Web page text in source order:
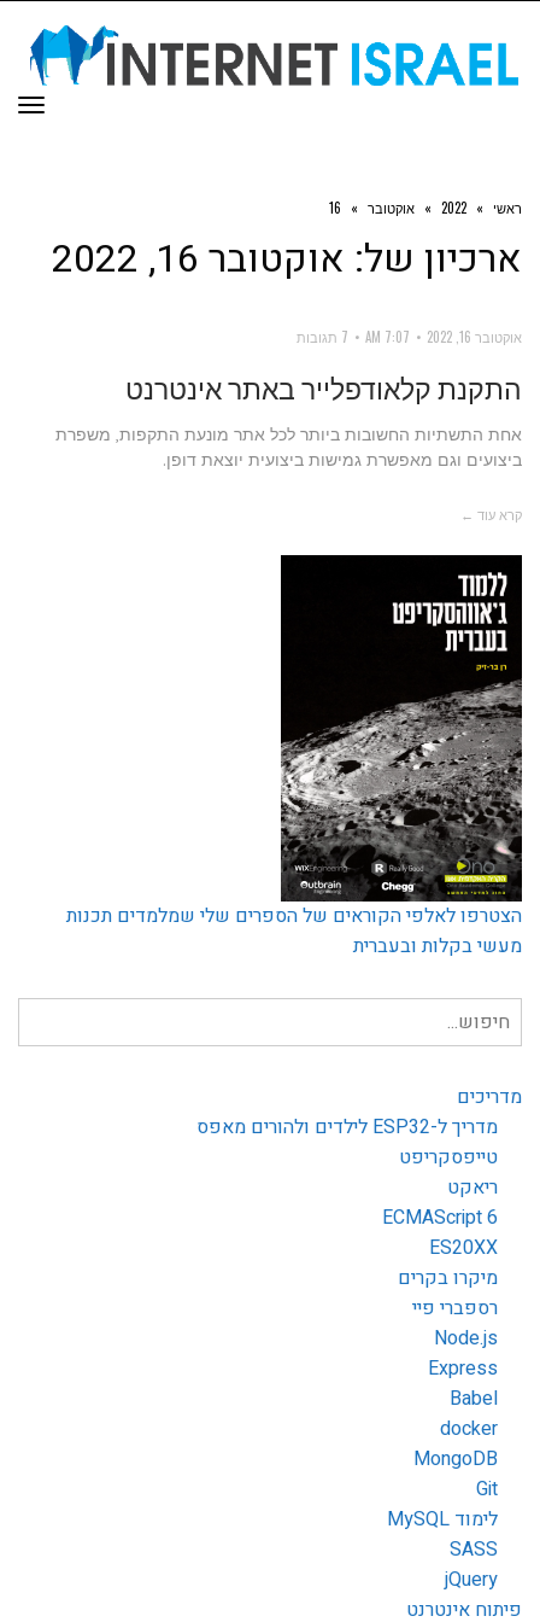
ראשי »
2022
» אוקטובר »
16
ארכיון של: אוקטובר 16, 2022
אוקטובר 16, 2022 7:07 AM 7 תגובות
התקנת קלאודפלייר באתר אינטרנט
אחת התשתיות החשובות ביותר לכל אתר מונעת התקפות, משפרת
ביצועים וגם מאפשרת גמישות ביצועית יוצאת דופן.
קרא עוד ←
הצטרפו לאלפי הקוראים של הספרים שלי שמלמדים תכנות
מעשי בקלות ובעברית
חיפוש
עבור:
מדריכים
מדריך ל-ESP32 לילדים ולהורים מאפס
טייפסקריפט
ריאקט
ECMAScript 6
ES20XX
מיקרו בקרים
רספברי פיי
Node.js
Express
Babel
docker
MongoDB
Git
לימוד MySQL
SASS
jQuery
פיתוח אינטרנט